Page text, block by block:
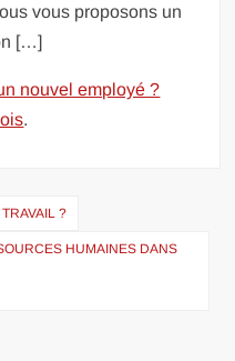
vous proposons un
[…]
nouvel employé ?
.
?
HUMAINES DANS